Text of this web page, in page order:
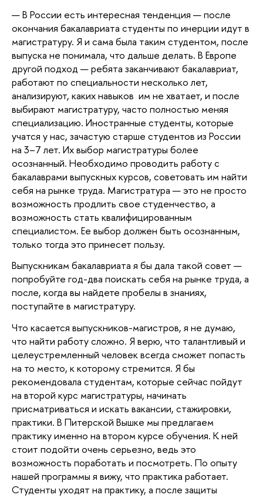
— В России есть интересная тенденция — после
окончания бакалавриата студенты по инерции идут в
магистратуру. Я и сама была таким студентом, после
выпуска не понимала, что дальше делать. В Европе
другой подход — ребята заканчивают бакалавриат,
работают по специальности несколько лет,
анализируют, каких навыков  им не хватает, и после
выбирают магистратуру, часто полностью меняя
специализацию. Иностранные студенты, которые
учатся у нас, зачастую старше студентов из России
на 3–7 лет. Их выбор магистратуры более
осознанный. Необходимо проводить работу с
бакалаврами выпускных курсов, советовать им найти
себя на рынке труда. Магистратура — это не просто
возможность продлить свое студенчество, а
возможность стать квалифицированным
специалистом. Ее выбор должен быть осознанным,
только тогда это принесет пользу.
Выпускникам бакалавриата я бы дала такой совет —
попробуйте год-два поискать себя на рынке труда, а
после, когда вы найдете пробелы в знаниях,
поступайте в магистратуру.
Что касается выпускников-магистров, я не думаю,
что найти работу сложно. Я верю, что талантливый и
целеустремленный человек всегда сможет попасть
на то место, к которому стремится. Я бы
рекомендовала студентам, которые сейчас пойдут
на второй курс магистратуры, начинать
присматриваться и искать вакансии, стажировки,
практики. В Питерской Вышке мы предлагаем
практику именно на втором курсе обучения. К ней
стоит подойти очень серьезно, ведь это
возможность поработать и посмотреть. По опыту
нашей программы я вижу, что практика работает.
Студенты уходят на практику, а после защиты